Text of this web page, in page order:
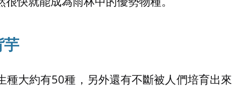
芋
種大約有50種，另外還有不斷被人們培育出來